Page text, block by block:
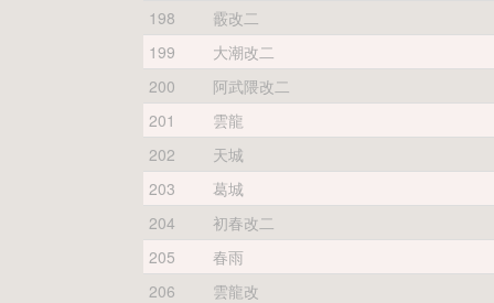
198
霰改二
199
大潮改二
200
阿武隈改二
201
雲龍
202
天城
203
葛城
204
初春改二
205
春雨
206
雲龍改